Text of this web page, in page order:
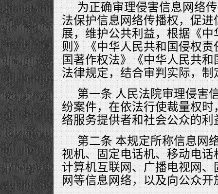
为正确审理侵害信息网络
法保护信息网络传播权，促
展，维护公共利益，根据《
则》《中华人民共和国侵权
国著作权法》《中华人民共
法律规定，结合审判实际，制
第一条 人民法院审理侵害
纷案件，在依法行使裁量权
络服务提供者和社会公众的利
第二条 本规定所称信息网
视机、固定电话机、移动电
计算机互联网、广播电视网
网等信息网络，以及向公众